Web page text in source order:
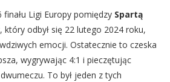
Ligi Europy pomiędzy Spartą
, który odbył się 22 lutego 2024 roku,
emocji. Ostatecznie to czeska
wygrywając 4:1 i pieczętując
To był jeden z tych